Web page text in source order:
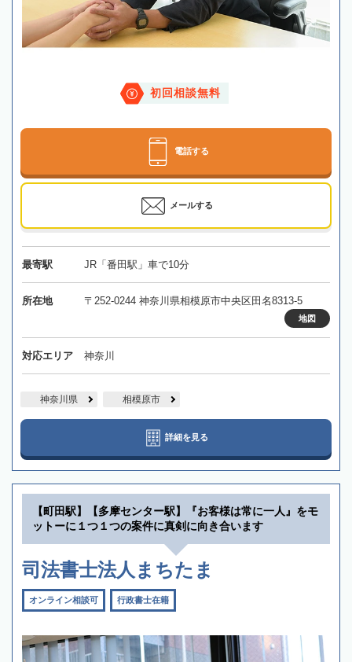
初回相談無料
電話する
メールする
最寄駅 JR「番田駅」車で10分
所在地 〒252-0244 神奈川県相模原市中央区田名8313-5
地図
対応エリア 神奈川
神奈川県 相模原市
詳細を見る
【町田駅】【多摩センター駅】『お客様は常に一人』をモ
ットーに１つ１つの案件に真剣に向き合います
司法書士法人まちたま
オンライン相談可 行政書士在籍